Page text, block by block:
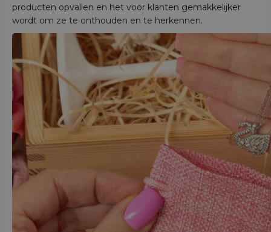
producten opvallen en het voor klanten gemakkelijker
wordt om ze te onthouden en te herkennen.